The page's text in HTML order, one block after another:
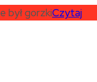
był gorzkiCzytaj